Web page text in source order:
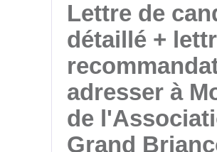
Lettre de
détaillé +
adresser à
de
Grand